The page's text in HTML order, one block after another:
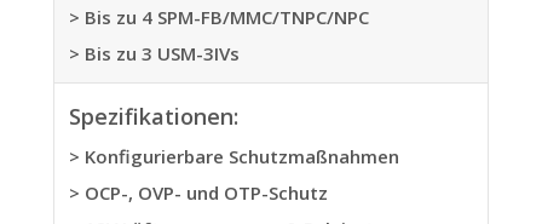
> Bis zu 4 SPM-FB/MMC/TNPC/NPC
> Bis zu 3 USM-3IVs
Spezifikationen:
> Konfigurierbare Schutzmaßnahmen
> OCP-, OVP- und OTP-Schutz